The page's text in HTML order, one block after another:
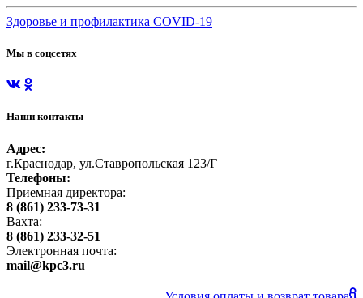
Здоровье и профилактика COVID-19
Мы в соцсетях
Наши контакты
Адрес:
г.Краснодар, ул.Ставропольская 123/Г
Телефоны:
Приемная директора:
8 (861) 233-73-31
Вахта:
8 (861) 233-32-51
Электронная почта:
mail@kpc3.ru